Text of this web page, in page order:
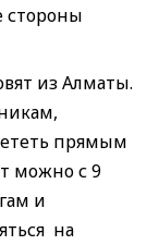
стороны
из Алматы.
прямым
можно с 9
и
на